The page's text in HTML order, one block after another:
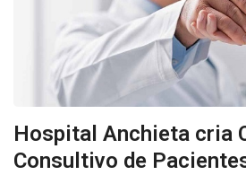
Hospital Anchieta cria
Consultivo de